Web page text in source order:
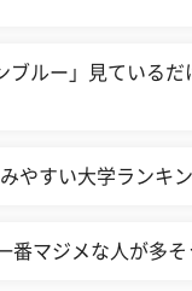
ブルー」見ている
やすい大学ランキ
マジメな人が多そ